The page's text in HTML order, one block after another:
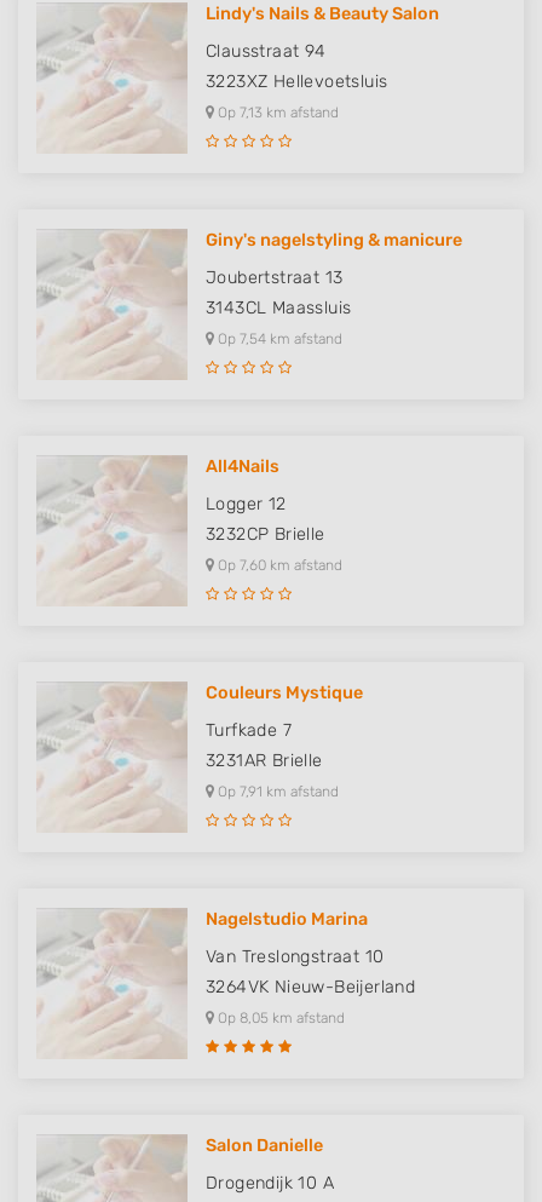
Lindy's Nails & Beauty Salon
Clausstraat 94
3223XZ Hellevoetsluis
Op 7,13 km afstand
Giny's nagelstyling & manicure
Joubertstraat 13
3143CL Maassluis
Op 7,54 km afstand
All4Nails
Logger 12
3232CP Brielle
Op 7,60 km afstand
Couleurs Mystique
Turfkade 7
3231AR Brielle
Op 7,91 km afstand
Nagelstudio Marina
Van Treslongstraat 10
3264VK Nieuw-Beijerland
Op 8,05 km afstand
Salon Danielle
Drogendijk 10 A